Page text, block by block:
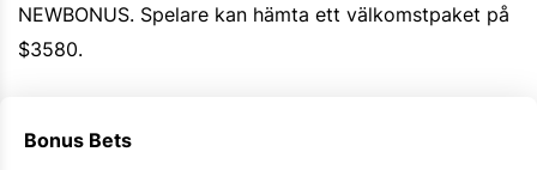
NEWBONUS. Spelare kan hämta ett välkomstpaket på
$3580.
Bonus Bets